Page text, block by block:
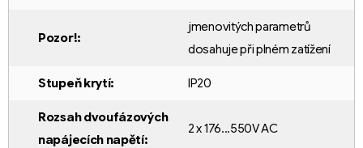
Pozor!:
jmenovitých parametrů
dosahuje při plném zatížení
Stupeň krytí: IP20
Rozsah dvoufázových
napájecích napětí:
2 x 176...550V AC